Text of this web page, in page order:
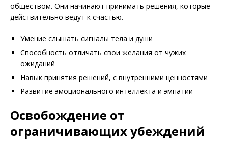
обществом. Они начинают принимать решения, которые
действительно ведут к счастью.
Умение слышать сигналы тела и души
Способность отличать свои желания от чужих
ожиданий
Навык принятия решений, с внутренними ценностями
Развитие эмоционального интеллекта и эмпатии
Освобождение от
ограничивающих убеждений